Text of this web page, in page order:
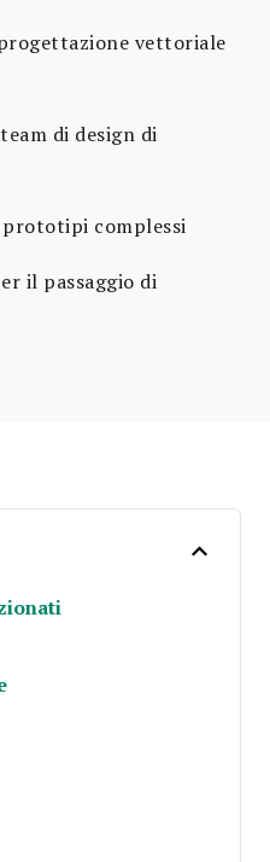
vettoriale
di design di
complessi
il passaggio di